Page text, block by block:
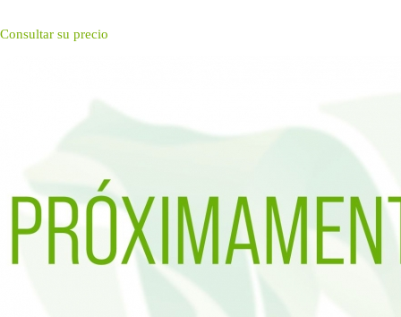
Consultar su precio